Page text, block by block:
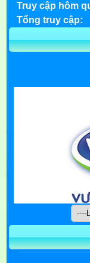
Truy cập hôm
Tổng truy cập: